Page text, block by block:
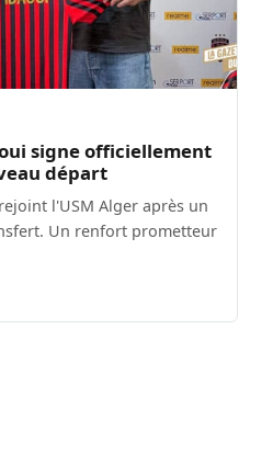
signe officiellement
départ
l'USM Alger après un
Un renfort prometteur